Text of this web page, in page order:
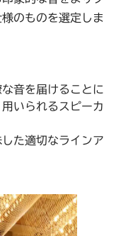
のものを選定しま
音を届けることに
いられるスピーカ
た適切なラインア